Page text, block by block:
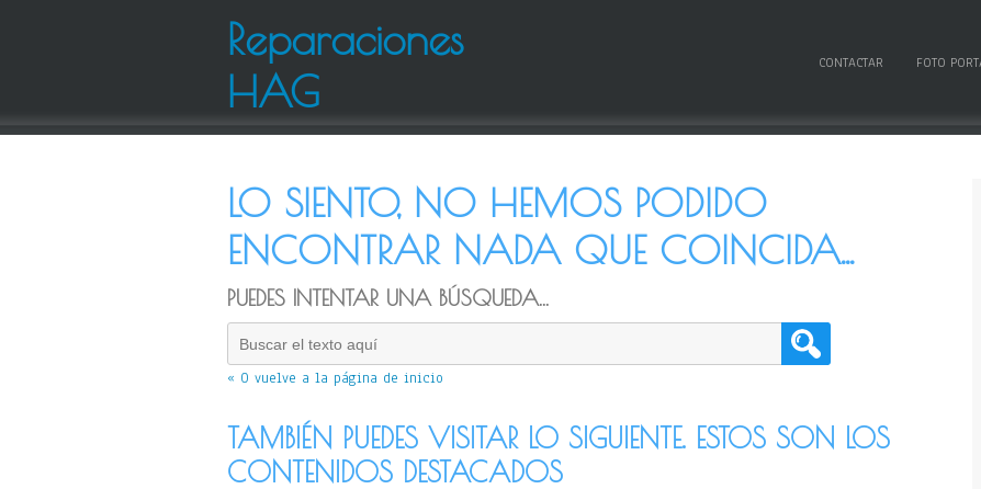
Reparaciones
HAG
CONTACTAR FOTO
LO SIENTO, NO HEMOS PODIDO
ENCONTRAR NADA QUE COINCIDA...
PUEDES INTENTAR UNA BÚSQUEDA...
« O vuelve a la página de inicio
TAMBIÉN PUEDES VISITAR LO SIGUIENTE. ESTOS SON LOS
CONTENIDOS DESTACADOS